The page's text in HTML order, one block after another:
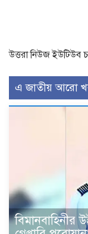
উত্তরা নিউজ ইউটিউব
এ জাতীয় আরো
বিমানবাহিনীর